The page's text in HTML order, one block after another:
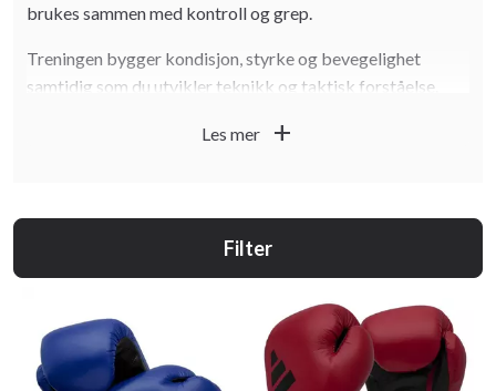
brukes sammen med kontroll og grep.
Treningen bygger kondisjon, styrke og bevegelighet
samtidig som du utvikler teknikk og taktisk forståelse.
mittarbeid, clinch-driller og sparring med tydelig fokus på
I denne hovedkategorien finner du utstyr til Muay Thai:
hansker, leggskinn, beskyttelse og treningstøy som hjelper
Les mer add
Filter